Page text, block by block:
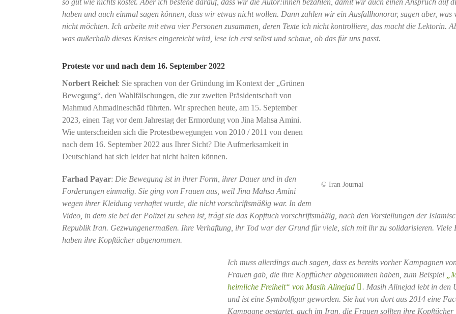
so gut wie nichts kostet. Aber ich bestehe darauf, dass wir die Autor:innen bezahlen, damit wir auch einen Anspruch auf
haben und auch einmal sagen können, dass wir etwas nicht wollen. Dann zahlen wir ein Ausfallhonorar, sagen aber, was
nicht möchten. Ich arbeite mit etwa vier Personen zusammen, deren Texte ich nicht kontrolliere, das macht die Lektorin.
was außerhalb dieses Kreises eingereicht wird, lese ich erst selbst und schaue, ob das für uns passt.
Proteste vor und nach dem 16. September 2022
© Iran Journal
Norbert Reichel: Sie sprachen von der Gründung im Kontext der „Grünen
Bewegung“, den Wahlfälschungen, die zur zweiten Präsidentschaft von
Mahmud Ahmadineschād führten. Wir sprechen heute, am 15. September
2023, einen Tag vor dem Jahrestag der Ermordung von Jina Mahsa Amini.
Wie unterscheiden sich die Protestbewegungen von 2010 / 2011 von denen
nach dem 16. September 2022 aus Ihrer Sicht? Die Aufmerksamkeit in
Deutschland hat sich leider hat nicht halten können.
Farhad Payar: Die Bewegung ist in ihrer Form, ihrer Dauer und in den
Forderungen einmalig. Sie ging von Frauen aus, weil Jina Mahsa Amini
wegen ihrer Kleidung verhaftet wurde, die nicht vorschriftsmäßig war. In dem
Video, in dem sie bei der Polizei zu sehen ist, trägt sie das Kopftuch vorschriftsmäßig, nach den Vorstellungen der
Republik Iran. Gezwungenermaßen. Ihre Verhaftung, ihr Tod war der Grund für viele, sich mit ihr zu solidarisieren. Viele
haben ihre Kopftücher abgenommen.
Ich muss allerdings auch sagen, dass es bereits vorher Kampagnen von
Frauen gab, die ihre Kopftücher abgenommen haben, zum Beispiel
heimliche Freiheit“ von Masih Alinejad
. Masih Alinejad lebt in den
und ist eine Symbolfigur geworden. Sie hat von dort aus 2014 eine
Kampagne gestartet, auch im Iran, die Frauen sollten ihre Kopftücher